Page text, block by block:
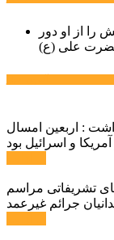
را از او دور
علی (ع)
: اربعین امسال
تشریفاتی مراسم
جرائم غیرعمد